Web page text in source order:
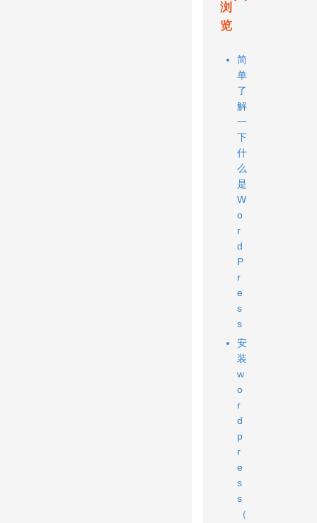
浏
览
简
单
了
解
一
下
什
么
是
W
o
r
d
P
r
e
s
s
安
装
w
o
r
d
p
r
e
s
s
（